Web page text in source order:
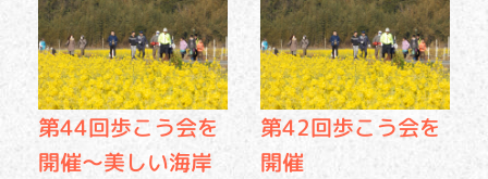
第44回歩こう会を
開催～美しい海岸
第42回歩こう会を
開催